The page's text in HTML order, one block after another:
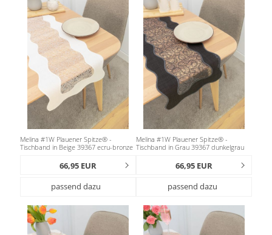
Melina #1W Plauener Spitze® -
Tischband in Beige 39367 ecru-bronze
66,95 EUR
passend dazu
Melina #1W Plauener Spitze® -
Tischband in Grau 39367 dunkelgrau
66,95 EUR
passend dazu